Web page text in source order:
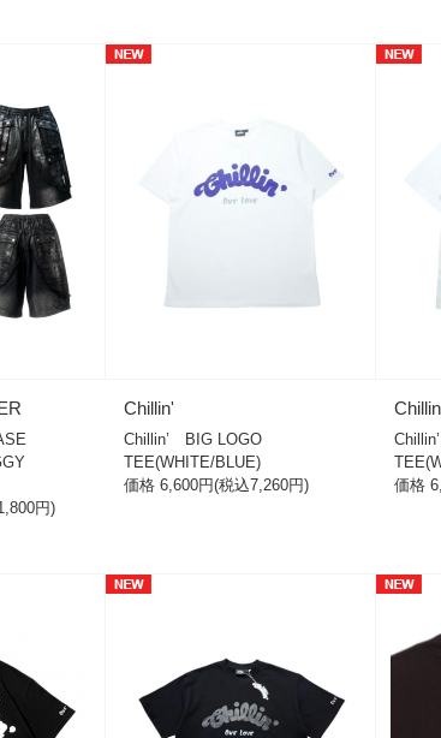
円)
Chillin'
Chillin’ BIG LOGO
TEE(WHITE/BLUE)
価格 6,600円(税込7,260円)
価格